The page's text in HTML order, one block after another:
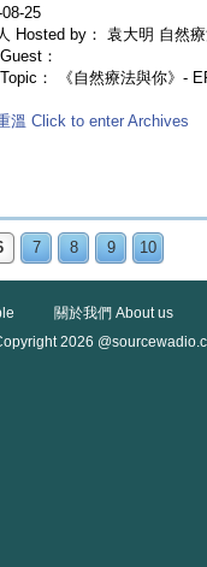
25
Hosted by： 袁大明 自然
：
： 《自然療法與你》-
溫 Click to enter Archives
7 8 9 10
關於我們 About us
2026